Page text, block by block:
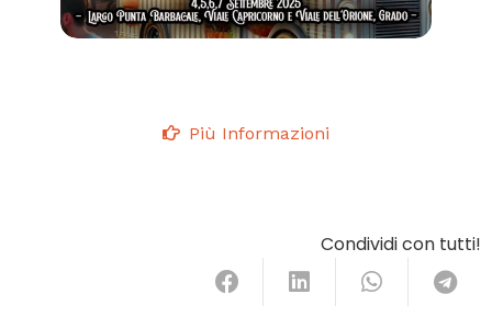
Più Informazioni
Condividi con tutti!